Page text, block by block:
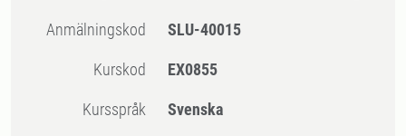
Anmälningskod SLU-40015
Kurskod EX0855
Kursspråk Svenska